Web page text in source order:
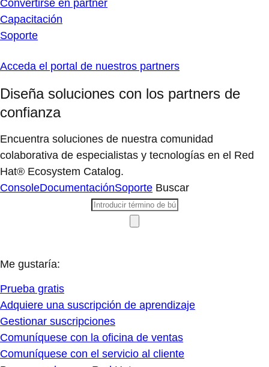
Convertirse en partner
Capacitación
Soporte
Acceda el portal de nuestros partners
Diseña soluciones con los partners de
confianza
Encuentra soluciones de nuestra comunidad
colaborativa de especialistas y tecnologías en el Red
Hat® Ecosystem Catalog.
ConsoleDocumentaciónSoporte Buscar
Me gustaría:
Prueba gratis
Adquiere una suscripción de aprendizaje
Gestionar suscripciones
Comuníquese con la oficina de ventas
Comuníquese con el servicio al cliente